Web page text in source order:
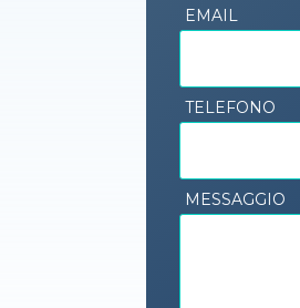
EMAIL
TELEFONO
MESSAGGIO